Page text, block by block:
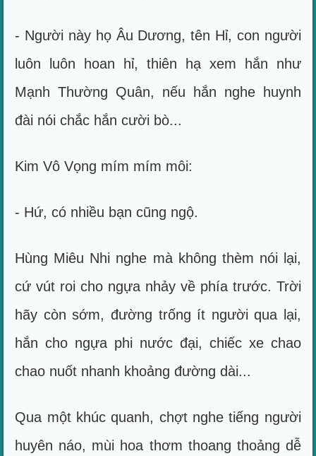
- Người này họ Âu Dương, tên Hỉ, con người
luôn luôn hoan hỉ, thiên hạ xem hắn như
Mạnh Thường Quân, nếu hắn nghe huynh
đài nói chắc hắn cười bò...
Kim Vô Vọng mím mím môi:
- Hứ, có nhiều bạn cũng ngộ.
Hùng Miêu Nhi nghe mà không thèm nói lại,
cứ vút roi cho ngựa nhảy về phía trước. Trời
hãy còn sớm, đường trống ít người qua lại,
hắn cho ngựa phi nước đại, chiếc xe chao
chao nuốt nhanh khoảng đường dài...
Qua một khúc quanh, chợt nghe tiếng người
huyên náo, mùi hoa thơm thoang thoảng dễ